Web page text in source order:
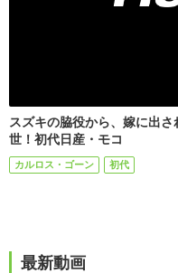
スズキの脇役から、嫁に出
世！初代日産・モコ
カルロス・ゴーン 初代
最新動画